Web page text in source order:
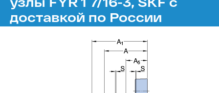
доставкой по России